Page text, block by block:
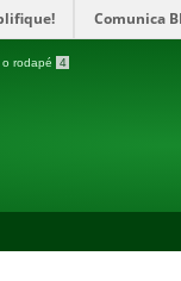
Comunica
o rodapé 4